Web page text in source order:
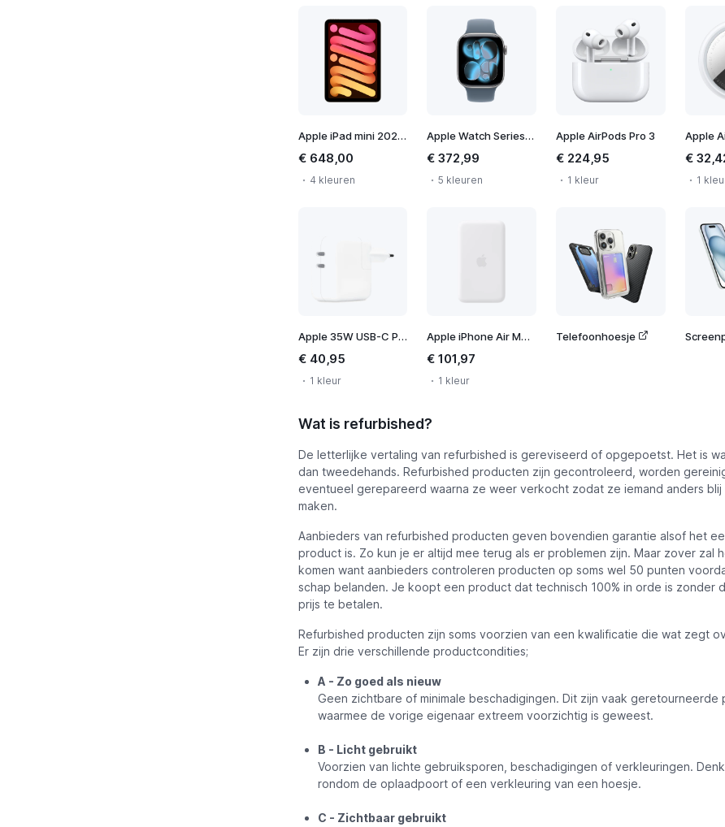
Apple iPad mini 2024 WiFi
€ 648,00
4 kleuren
Apple Watch Series 11 42mm
€ 372,99
5 kleuren
Apple AirPods Pro 3
€ 224,95
1 kleur
Apple
€
1
Apple 35W USB-C Power Adapter
€ 40,95
1 kleur
Apple iPhone Air MagSafe Battery
€ 101,97
1 kleur
Telefoonhoesje
Wat is refurbished?
De letterlijke vertaling van refurbished is gereviseerd of opgepoetst. Het is
dan tweedehands. Refurbished producten zijn gecontroleerd, worden
eventueel gerepareerd waarna ze weer verkocht zodat ze iemand anders blij
maken.
Aanbieders van refurbished producten geven bovendien garantie alsof het
product is. Zo kun je er altijd mee terug als er problemen zijn. Maar zover zal
komen want aanbieders controleren producten op soms wel 50 punten
schap belanden. Je koopt een product dat technisch 100% in orde is zonder
prijs te betalen.
Refurbished producten zijn soms voorzien van een kwalificatie die wat zegt
Er zijn drie verschillende productcondities;
A - Zo goed als nieuw
Geen zichtbare of minimale beschadigingen. Dit zijn vaak geretourneerde
waarmee de vorige eigenaar extreem voorzichtig is geweest.
B - Licht gebruikt
Voorzien van lichte gebruiksporen, beschadigingen of verkleuringen.
rondom de oplaadpoort of een verkleuring van een hoesje.
C - Zichtbaar gebruikt